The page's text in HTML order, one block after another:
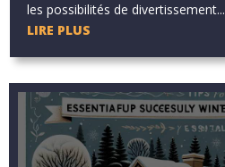
les possibilités de divertissement...
LIRE PLUS